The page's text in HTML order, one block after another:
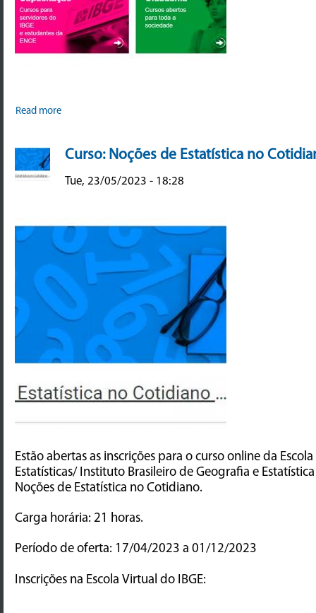
Read more
Curso: Noções de Estatística no
Tue, 23/05/2023 - 18:28
Estão abertas as inscrições para o curso online da
Estatísticas/ Instituto Brasileiro de Geografia e Estatística
Noções de Estatística no Cotidiano.
Carga horária: 21 horas.
Período de oferta: 17/04/2023 a 01/12/2023
Inscrições na Escola Virtual do IBGE: